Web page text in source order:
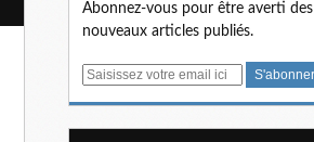
Abonnez-vous pour être averti des
nouveaux articles publiés.
E